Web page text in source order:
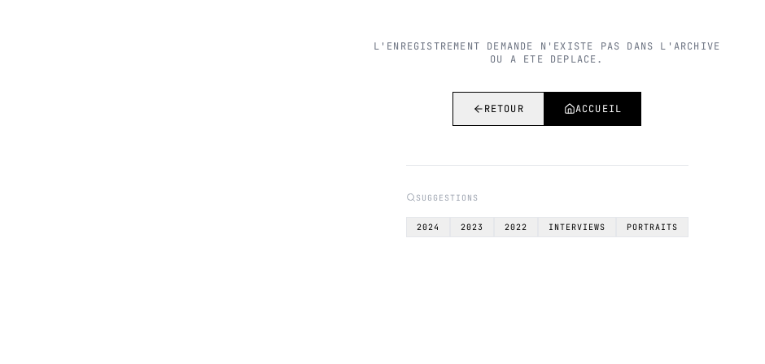
L'ENREGISTREMENT DEMANDE N'EXISTE PAS DANS L'ARCHIVE
OU A ETE DEPLACE.
RETOUR ACCUEIL
SUGGESTIONS
2024 2023 2022 INTERVIEWS PORTRAITS